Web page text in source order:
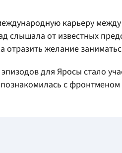
карьеру
слышала от известных
отразить желание
для Яросы стало
с